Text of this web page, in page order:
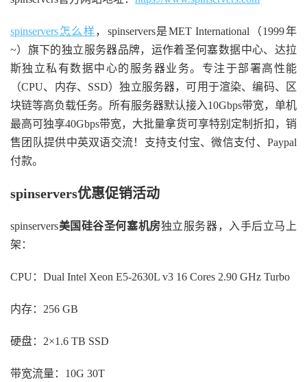
spinservers怎么样，spinservers是MET International（1999年
~）旗下的独立服务器品牌，运作着圣何塞数据中心、达拉
斯独立私有数据中心的服务器业务。专注于部署高性能
（CPU、内存、SSD）独立服务器，可用于渲染、编码、区
块链等高负载任务。所有服务器默认接入10Gbps带宽，单机
最高可独享40Gbps带宽，大批量拿货可享特别定制折扣，销
售团队提供中英双语交流！支持支付宝、微信支付、Paypal
付款。
spinservers优惠促销活动
spinservers美国硅谷圣何塞机房独立服务器，入手后立马上
架：
CPU：Dual Intel Xeon E5-2630L v3 16 Cores 2.90 GHz Turbo
内存：256 GB
硬盘：2×1.6 TB SSD
带宽流量：10G 30T